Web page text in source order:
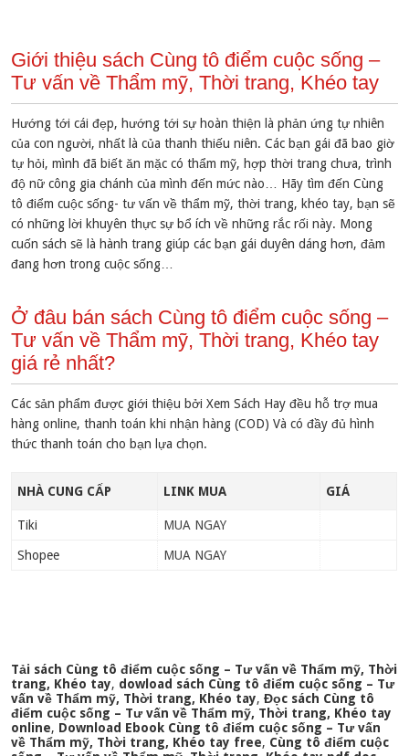
Giới thiệu sách Cùng tô điểm cuộc sống –
Tư vấn về Thẩm mỹ, Thời trang, Khéo tay
Hướng tới cái đẹp, hướng tới sự hoàn thiện là phản ứng tự nhiên
của con người, nhất là của thanh thiếu niên. Các bạn gái đã bao giờ
tự hỏi, mình đã biết ăn mặc có thẩm mỹ, hợp thời trang chưa, trình
độ nữ công gia chánh của mình đến mức nào… Hãy tìm đến Cùng
tô điểm cuộc sống- tư vấn về thẩm mỹ, thời trang, khéo tay, bạn sẽ
có những lời khuyên thực sự bổ ích về những rắc rối này. Mong
cuốn sách sẽ là hành trang giúp các bạn gái duyên dáng hơn, đảm
đang hơn trong cuộc sống…
Ở đâu bán sách Cùng tô điểm cuộc sống –
Tư vấn về Thẩm mỹ, Thời trang, Khéo tay
giá rẻ nhất?
Các sản phẩm được giới thiệu bởi Xem Sách Hay đều hỗ trợ mua
hàng online, thanh toán khi nhận hàng (COD) Và có đầy đủ hình
thức thanh toán cho bạn lựa chọn.
NHÀ CUNG CẤP LINK MUA GIÁ
Tiki MUA NGAY
Shopee MUA NGAY
Tải sách Cùng tô điểm cuộc sống – Tư vấn về Thẩm mỹ, Thời
trang, Khéo tay, dowload sách Cùng tô điểm cuộc sống – Tư
vấn về Thẩm mỹ, Thời trang, Khéo tay,Đọc sách Cùng tô
điểm cuộc sống – Tư vấn về Thẩm mỹ, Thời trang, Khéo tay
online, Download Ebook Cùng tô điểm cuộc sống – Tư vấn
về Thẩm mỹ, Thời trang, Khéo tay free, Cùng tô điểm cuộc